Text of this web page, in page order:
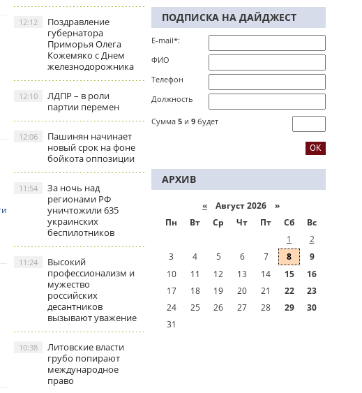
Поздравление
губернатора
Приморья Олега
Кожемяко с Днем
железнодорожника
12:12
ЛДПР – в роли
партии перемен
12:10
Пашинян начинает
новый срок на фоне
бойкота оппозиции
12:06
За ночь над
регионами РФ
уничтожили 635
украинских
беспилотников
11:54
Высокий
профессионализм и
мужество
российских
десантников
вызывают уважение
11:24
Литовские власти
грубо попирают
международное
право
10:38
ПОДПИСКА НА ДАЙДЖЕСТ
E-mail*:
ФИО
Телефон
Должность
Сумма 5 и 9 будет
АРХИВ
« Август 2026 »
Пн
Вт Ср Чт Пт Сб
Вс
1
2
3
4 5 6 7 8
9
10
11 12 13 14 15
16
17
18 19 20 21 22
23
24
25 26 27 28 29
30
31